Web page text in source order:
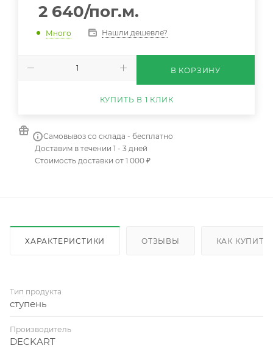
2 640/пог.м.
Много Нашли дешевле?
В КОРЗИНУ
КУПИТЬ В 1 КЛИК
Самовывоз со склада - бесплатно
Доставим в течении 1 - 3 дней
Стоимость доставки от 1 000 ₽
ХАРАКТЕРИСТИКИ ОТЗЫВЫ КАК КУПИТЬ
Тип продукта
ступень
Производитель
DECKART